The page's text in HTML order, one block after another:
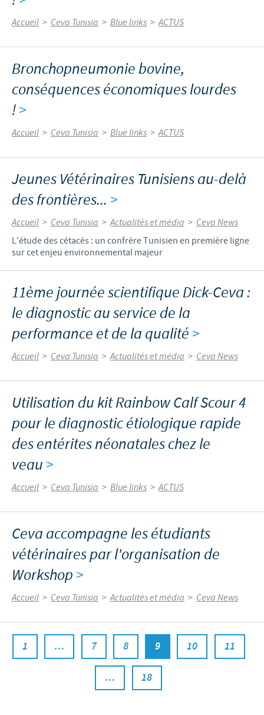
Accueil > Ceva Tunisia > Blue links > ACTUS
Bronchopneumonie bovine,
conséquences économiques lourdes
!>
Accueil > Ceva Tunisia > Blue links > ACTUS
Jeunes Vétérinaires Tunisiens au-delà
des frontières... >
Accueil > Ceva Tunisia > Actualités et média > Ceva News
L'étude des cétacés : un confrère Tunisien en première ligne
sur cet enjeu environnemental majeur
11ème journée scientifique Dick-Ceva :
le diagnostic au service de la
performance et de la qualité >
Accueil > Ceva Tunisia > Actualités et média > Ceva News
Utilisation du kit Rainbow Calf Scour 4
pour le diagnostic étiologique rapide
des entérites néonatales chez le
veau >
Accueil > Ceva Tunisia > Blue links > ACTUS
Ceva accompagne les étudiants
vétérinaires par l'organisation de
Workshop >
Accueil > Ceva Tunisia > Actualités et média > Ceva News
1 … 7 8 9 10 11
… 18